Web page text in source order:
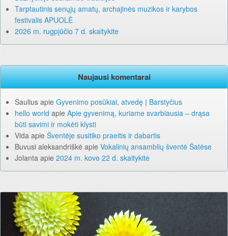
Tarptautinis senųjų amatų, archajinės muzikos ir karybos
festivalis APUOLĖ
2026 m. rugpjūčio 7 d. skaitykite
Naujausi komentarai
Saulius apie Gyvenimo posūkiai, atvedę į Barstyčius
hello world apie Apie gyvenimą, kuriame svarbiausia – drąsa
būti savimi ir mokėti klysti
Vida apie Šventėje susitiko praeitis ir dabartis
Buvusi aleksandriškė apie Vokalinių ansamblių šventė Šatėse
Jolanta apie 2024 m. kovo 22 d. skaitykite